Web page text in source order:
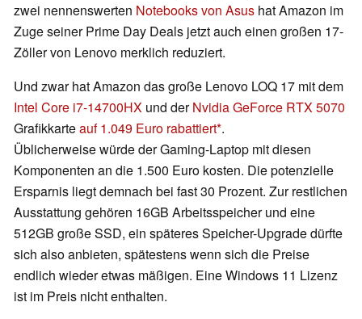
zwei nennenswerten Notebooks von Asus hat Amazon im
Zuge seiner Prime Day Deals jetzt auch einen großen 17-
Zöller von Lenovo merklich reduziert.
Und zwar hat Amazon das große Lenovo LOQ 17 mit dem
Intel Core i7-14700HX und derNvidia GeForce RTX 5070
Grafikkarteauf 1.049 Euro rabattiert .
Üblicherweise würde der Gaming-Laptop mit diesen
Komponenten an die 1.500 Euro kosten. Die potenzielle
Ersparnis liegt demnach bei fast 30 Prozent. Zur restlichen
Ausstattung gehören 16GB Arbeitsspeicher und eine
512GB große SSD, ein späteres Speicher-Upgrade dürfte
sich also anbieten, spätestens wenn sich die Preise
endlich wieder etwas mäßigen. Eine Windows 11 Lizenz
ist im Preis nicht enthalten.